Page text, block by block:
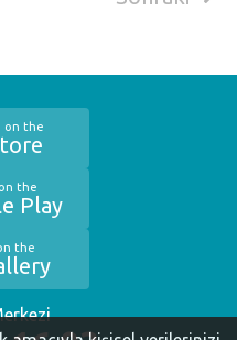
on the
the
Play
the